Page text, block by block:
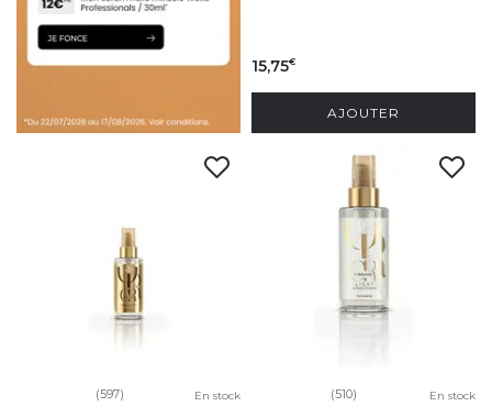
15,75€
AJOUTER
(597) En stock (510) En stock